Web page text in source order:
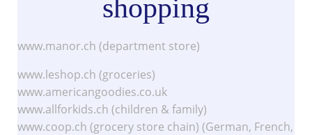
shopping
www.manor.ch (department store)
www.leshop.ch (groceries)
www.americangoodies.co.uk
www.allforkids.ch (children & family)
www.coop.ch (grocery store chain) (German, French,